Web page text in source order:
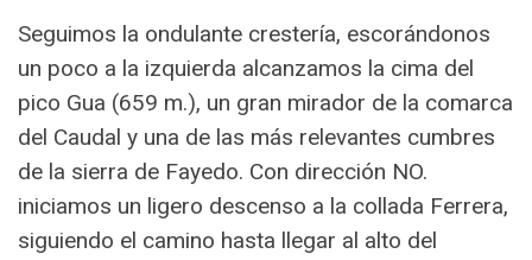
Seguimos la ondulante crestería, escorándonos
un poco a la izquierda alcanzamos la cima del
pico Gua (659 m.), un gran mirador de la comarca
del Caudal y una de las más relevantes cumbres
de la sierra de Fayedo. Con dirección NO.
iniciamos un ligero descenso a la collada Ferrera,
siguiendo el camino hasta llegar al alto del